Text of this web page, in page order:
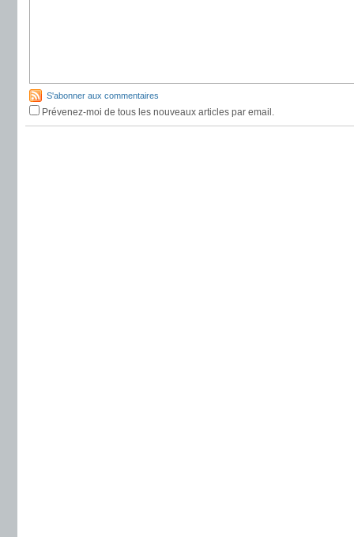
S'abonner aux commentaires
Prévenez-moi de tous les nouveaux articles par email.